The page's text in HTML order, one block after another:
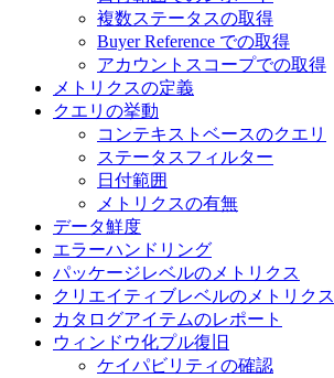
複数ステータスの取得
Buyer Reference での取得
アカウントスコープでの取得
メトリクスの定義
クエリの挙動
コンテキストベースのクエリ
ステータスフィルター
日付範囲
メトリクスの有無
データ鮮度
エラーハンドリング
パッケージレベルのメトリクス
クリエイティブレベルのメトリクス
カタログアイテムのレポート
ウィンドウ化プル復旧
ケイパビリティの確認